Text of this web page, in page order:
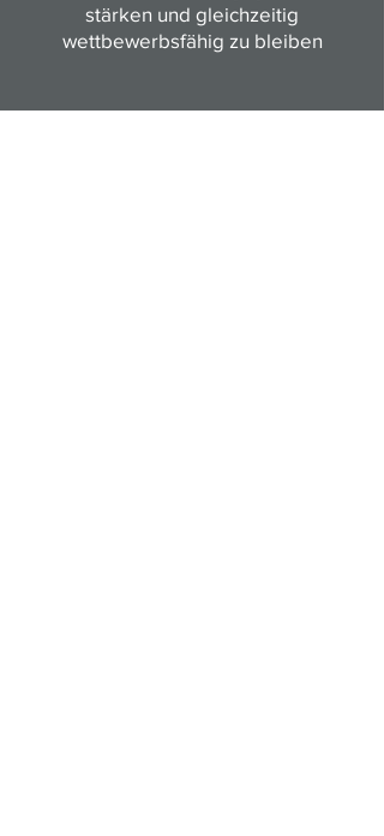
stärken und gleichzeitig
wettbewerbsfähig zu bleiben